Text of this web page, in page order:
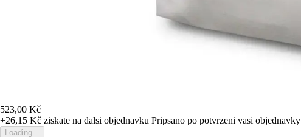
523,00 Kč
+26,15 Kč ziskate na dalsi objednavku Pripsano po potvrzeni vasi objednavky
Loading...